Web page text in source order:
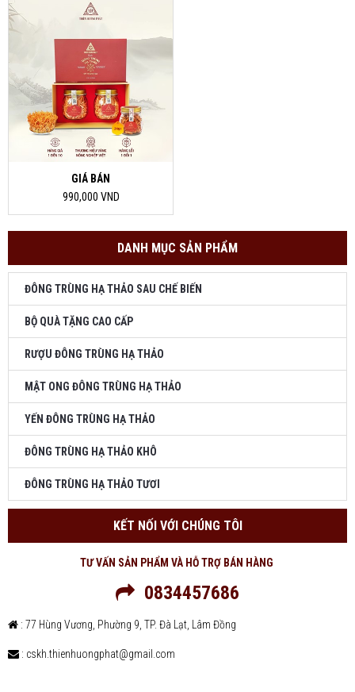
GIÁ BÁN
990,000 VND
DANH MỤC SẢN PHẨM
ĐÔNG TRÙNG HẠ THẢO SAU CHẾ BIẾN
BỘ QUÀ TẶNG CAO CẤP
RƯỢU ĐÔNG TRÙNG HẠ THẢO
MẬT ONG ĐÔNG TRÙNG HẠ THẢO
YẾN ĐÔNG TRÙNG HẠ THẢO
ĐÔNG TRÙNG HẠ THẢO KHÔ
ĐÔNG TRÙNG HẠ THẢO TƯƠI
KẾT NỐI VỚI CHÚNG TÔI
TƯ VẤN SẢN PHẨM VÀ HỖ TRỢ BÁN HÀNG
0834457686
: 77 Hùng Vương, Phường 9, TP. Đà Lạt, Lâm Đồng
: cskh.thienhuongphat@gmail.com